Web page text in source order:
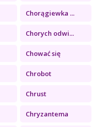
Chorągiewka ...
Chorych odwi...
Chować się
Chrobot
Chrust
Chryzantema